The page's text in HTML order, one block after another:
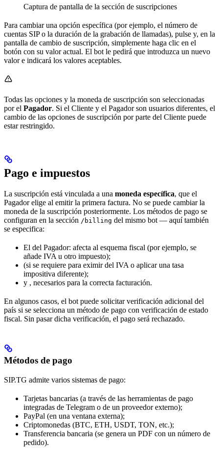
Captura de pantalla de la sección de suscripciones
Para cambiar una opción específica (por ejemplo, el número de
cuentas SIP o la duración de la grabación de llamadas), pulse y, en la
pantalla de cambio de suscripción, simplemente haga clic en el
botón con su valor actual. El bot le pedirá que introduzca un nuevo
valor e indicará los valores aceptables.
Todas las opciones y la moneda de suscripción son seleccionadas
por el Pagador. Si el Cliente y el Pagador son usuarios diferentes, el
cambio de las opciones de suscripción por parte del Cliente puede
estar restringido.
Pago e impuestos
La suscripción está vinculada a una moneda específica, que el
Pagador elige al emitir la primera factura. No se puede cambiar la
moneda de la suscripción posteriormente. Los métodos de pago se
configuran en la sección /billing del mismo bot — aquí también
se especifica:
El del Pagador: afecta al esquema fiscal (por ejemplo, se
añade IVA u otro impuesto);
(si se requiere para eximir del IVA o aplicar una tasa
impositiva diferente);
y , necesarios para la correcta facturación.
En algunos casos, el bot puede solicitar verificación adicional del
país si se selecciona un método de pago con verificación de estado
fiscal. Sin pasar dicha verificación, el pago será rechazado.
Métodos de pago
SIP.TG admite varios sistemas de pago:
Tarjetas bancarias (a través de las herramientas de pago
integradas de Telegram o de un proveedor externo);
PayPal (en una ventana externa);
Criptomonedas (BTC, ETH, USDT, TON, etc.);
Transferencia bancaria (se genera un PDF con un número de
pedido).